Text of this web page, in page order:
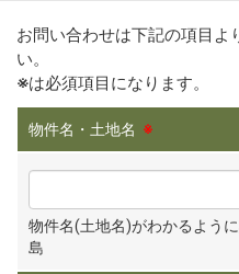
お問い合わせは下記の項目よ
い。
※は必須項目になります。
物件名・土地名 ※
物件名(土地名)がわかるよう
島